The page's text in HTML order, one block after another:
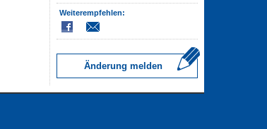
Weiterempfehlen:
Änderung melden